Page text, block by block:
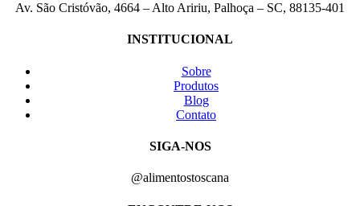
Av. São Cristóvão, 4664 – Alto Aririu, Palhoça – SC, 88135-401
INSTITUCIONAL
Sobre
Produtos
Blog
Contato
SIGA-NOS
@alimentostoscana